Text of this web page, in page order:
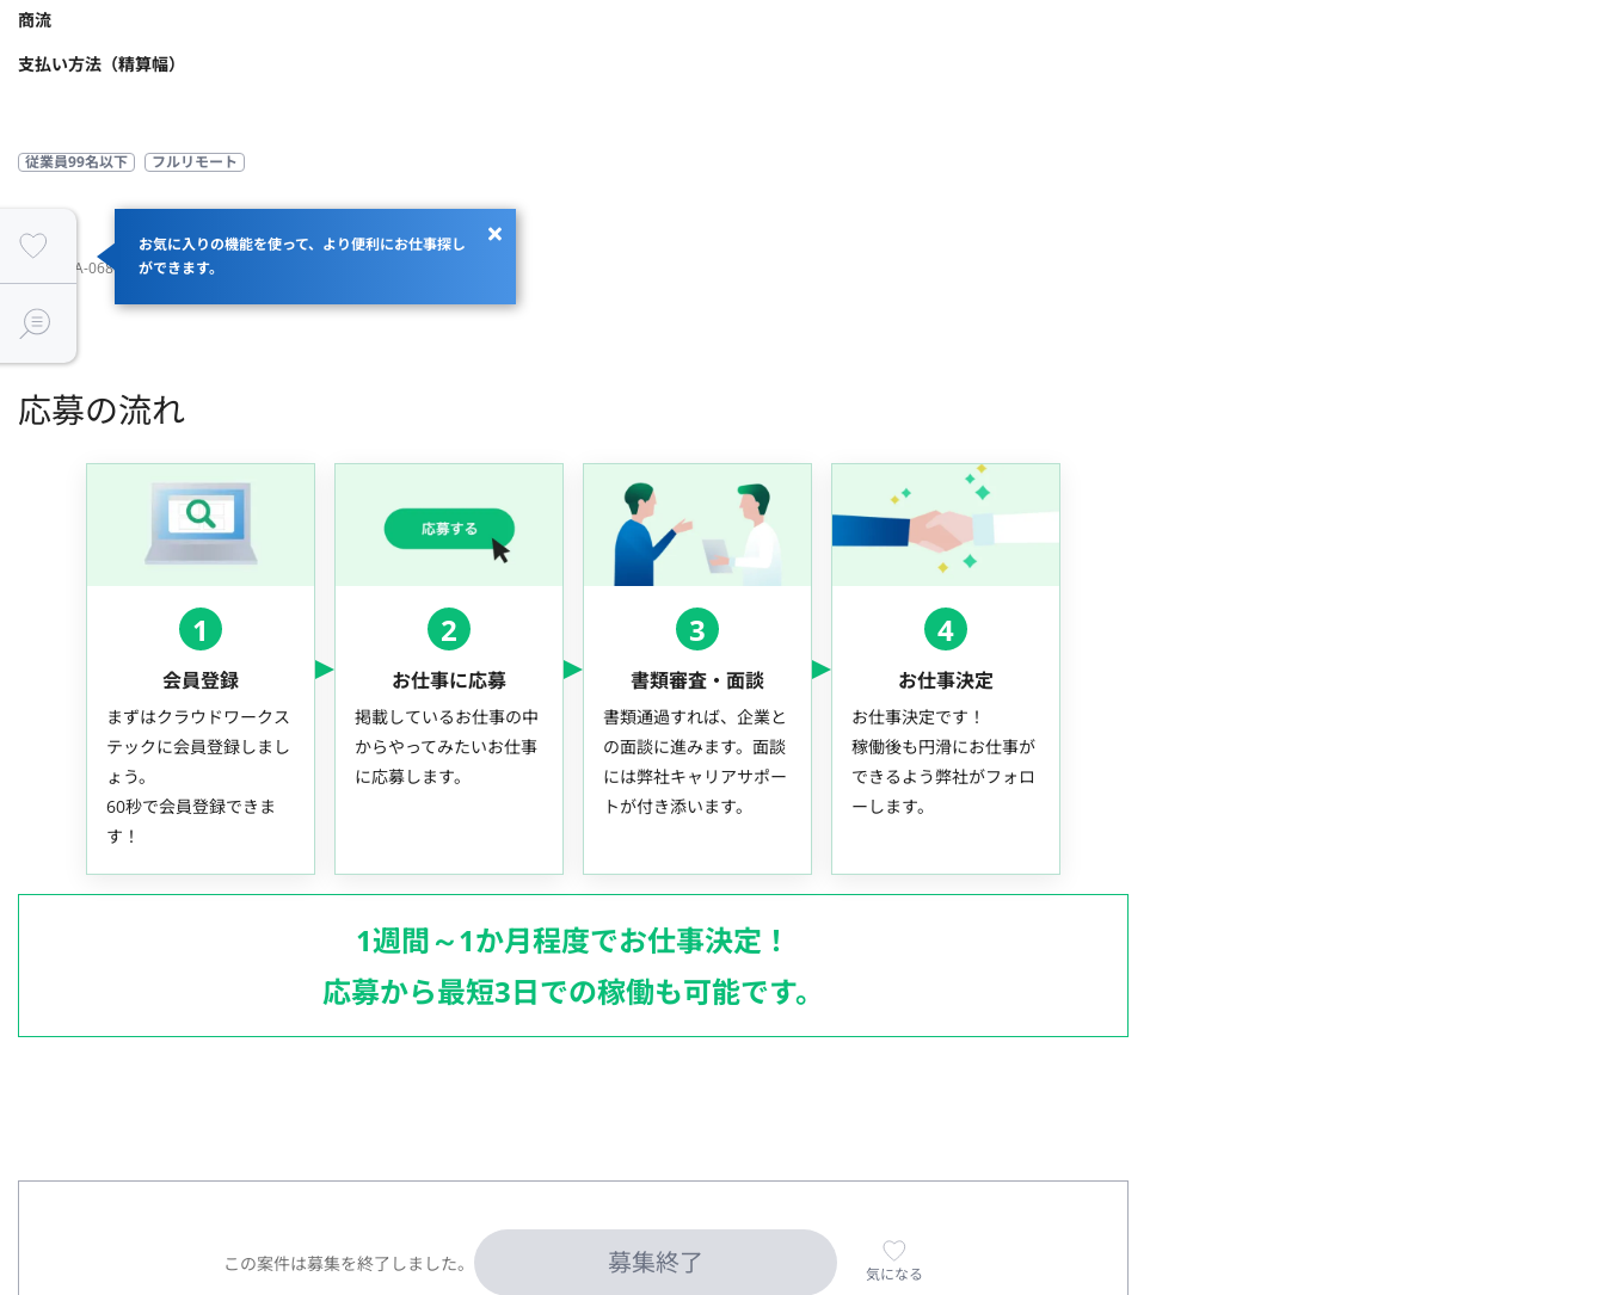
お気に入りの機能を使って、より便利にお仕事探し
ができます。
商流
支払い方法（精算幅）
従業員99名以下 フルリモート
JOBID：JA-068046
応募の流れ
1
会員登録
まずはクラウドワークス
テックに会員登録しまし
ょう。
60秒で会員登録できま
す！
2
お仕事に応募
掲載しているお仕事の中
からやってみたいお仕事
に応募します。
3
書類審査・面談
書類通過すれば、企業と
の面談に進みます。面談
には弊社キャリアサポー
トが付き添います。
4
お仕事決定
お仕事決定です！
稼働後も円滑にお仕事が
できるよう弊社がフォロ
ーします。
1週間～1か月程度でお仕事決定！
応募から最短3日での稼働も可能です。
この案件は募集を終了しました。 募集終了 気になる